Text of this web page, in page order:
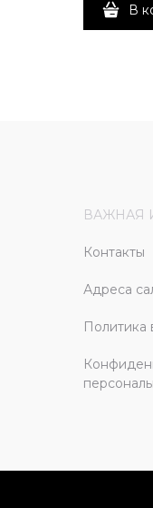
В
ВАЖНАЯ
Контакты
Адреса
Политика